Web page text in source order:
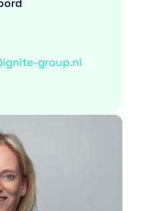
group.nl